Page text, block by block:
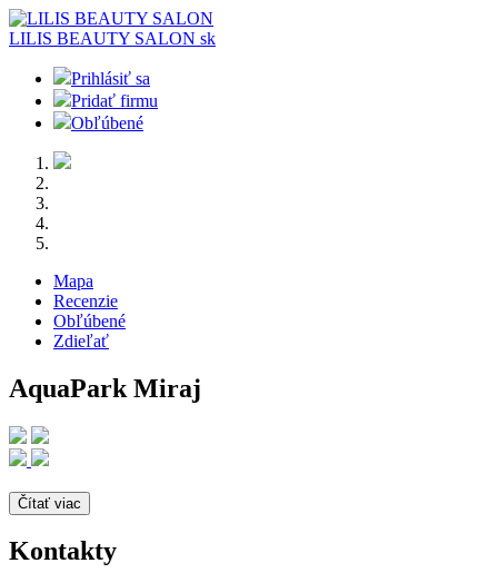
LILIS BEAUTY SALON sk
Prihlásiť sa
Pridať firmu
Obľúbené
Mapa
Recenzie
Obľúbené
Zdieľať
AquaPark Miraj
Čítať viac
Kontakty